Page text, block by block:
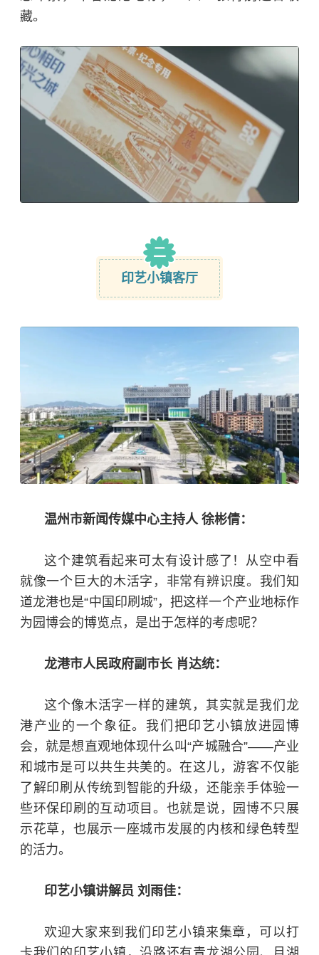
藏。
二
印艺小镇客厅
温州市新闻传媒中心主持人 徐彬倩：
这个建筑看起来可太有设计感了！从空中看
就像一个巨大的木活字，非常有辨识度。我们知
道龙港也是“中国印刷城”，把这样一个产业地标作
为园博会的博览点，是出于怎样的考虑呢？
龙港市人民政府副市长 肖达统：
这个像木活字一样的建筑，其实就是我们龙
港产业的一个象征。我们把印艺小镇放进园博
会，就是想直观地体现什么叫“产城融合”——产业
和城市是可以共生共美的。在这儿，游客不仅能
了解印刷从传统到智能的升级，还能亲手体验一
些环保印刷的互动项目。也就是说，园博不只展
示花草，也展示一座城市发展的内核和绿色转型
的活力。
印艺小镇讲解员 刘雨佳：
欢迎大家来到我们印艺小镇来集章，可以打